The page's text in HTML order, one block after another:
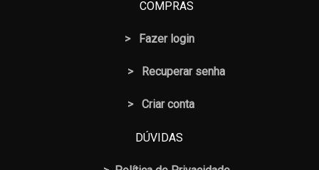
COMPRAS
> Fazer login
> Recuperar senha
> Criar conta
DÚVIDAS